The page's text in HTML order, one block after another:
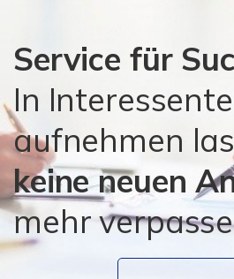
Service für
In
aufnehmen
keine neuen
mehr